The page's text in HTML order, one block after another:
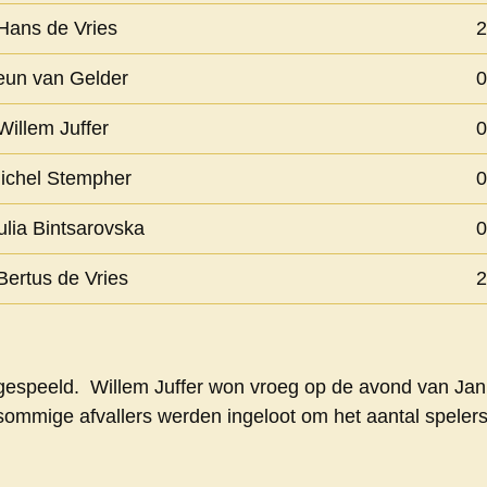
de Vries
van Gelder
Juffer
Stempher
Bintsarovska
de Vries
Willem Juffer won vroeg op de avond van
afvallers werden ingeloot om het aantal